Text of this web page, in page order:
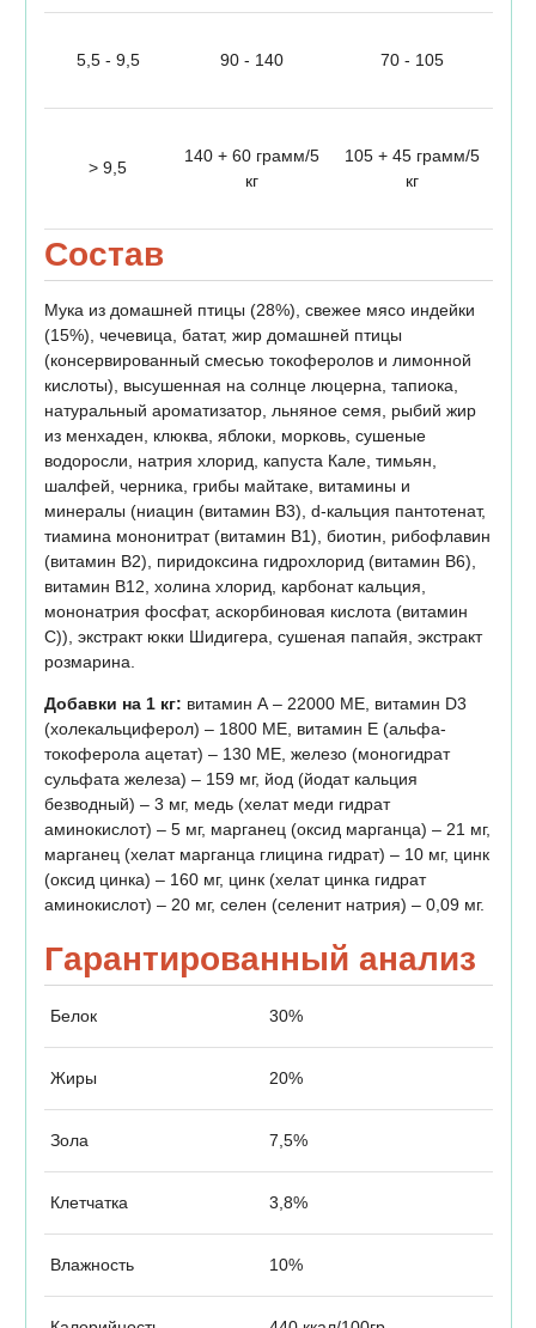
5,5 - 9,5 90 - 140 70 - 105
> 9,5
140 + 60 грамм/5
кг
105 + 45 грамм/5
кг
Состав
Мука из домашней птицы (28%), свежее мясо индейки
(15%), чечевица, батат, жир домашней птицы
(консервированный смесью токоферолов и лимонной
кислоты), высушенная на солнце люцерна, тапиока,
натуральный ароматизатор, льняное семя, рыбий жир
из менхаден, клюква, яблоки, морковь, сушеные
водоросли, натрия хлорид, капуста Кале, тимьян,
шалфей, черника, грибы майтаке, витамины и
минералы (ниацин (витамин В3), d-кальция пантотенат,
тиамина мононитрат (витамин В1), биотин, рибофлавин
(витамин В2), пиридоксина гидрохлорид (витамин В6),
витамин В12, холина хлорид, карбонат кальция,
мононатрия фосфат, аскорбиновая кислота (витамин
С)), экстракт юкки Шидигера, сушеная папайя, экстракт
розмарина.
Добавки на 1 кг: витамин А – 22000 МЕ, витамин D3
(холекальциферол) – 1800 МЕ, витамин E (альфа-
токоферола ацетат) – 130 МЕ, железо (моногидрат
сульфата железа) – 159 мг, йод (йодат кальция
безводный) – 3 мг, медь (хелат меди гидрат
аминокислот) – 5 мг, марганец (оксид марганца) – 21 мг,
марганец (хелат марганца глицина гидрат) – 10 мг, цинк
(оксид цинка) – 160 мг, цинк (хелат цинка гидрат
аминокислот) – 20 мг, селен (селенит натрия) – 0,09 мг.
Гарантированный анализ
Белок 30%
Жиры 20%
Зола 7,5%
Клетчатка 3,8%
Влажность 10%